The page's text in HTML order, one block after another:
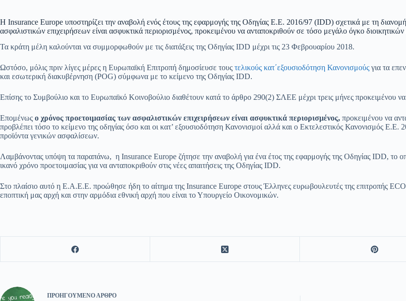
H Insurance Europe υποστηρίζει την αναβολή ενός έτους της εφαρμογής της Οδηγίας Ε.Ε. 2016/97 (IDD) σχετικά με τη
ασφαλιστικών επιχειρήσεων είναι ασφυκτικά περιορισμένος, προκειμένου να ανταποκριθούν σε τόσο μεγάλο όγκο
Τα κράτη μέλη καλούνται να συμμορφωθούν με τις διατάξεις της Οδηγίας IDD μέχρι τις 23 Φεβρουαρίου 2018.
Ωστόσο, μόλις πριν λίγες μέρες η Ευρωπαϊκή Επιτροπή δημοσίευσε τους τελικούς κατ΄εξουσιοδότηση Κανονισμούς για τα
και εσωτερική διακυβέρνηση (POG) σύμφωνα με το κείμενο της Οδηγίας IDD.
Επίσης το Συμβούλιο και το Ευρωπαϊκό Κοινοβούλιο διαθέτουν κατά το άρθρο 290(2) ΣΛΕΕ μέχρι τρεις μήνες προκειμένου
Επομένως ο χρόνος προετοιμασίας των ασφαλιστικών επιχειρήσεων είναι ασφυκτικά περιορισμένος, προκειμένου να
προβλέπει τόσο το κείμενο της οδηγίας όσο και οι κατ’ εξουσιοδότηση Κανονισμοί αλλά και ο Εκτελεστικός Κανονισμός
προϊόντα γενικών ασφαλίσεων.
Λαμβάνοντας υπόψη τα παραπάνω, η Insurance Europe ζήτησε την αναβολή για ένα έτος της εφαρμογής της Οδηγίας IDD, το
ικανό χρόνο προετοιμασίας για να ανταποκριθούν στις νέες απαιτήσεις της Οδηγίας IDD.
Στο πλαίσιο αυτό η Ε.Α.Ε.Ε. προώθησε ήδη το αίτημα της Insurance Europe στους Έλληνες ευρωβουλευτές της επιτροπής
εποπτική μας αρχή και στην αρμόδια εθνική αρχή που είναι το Υπουργείο Οικονομικών.
ΠΡΟΗΓΟΎΜΕΝΟΆΡΘΡΟ